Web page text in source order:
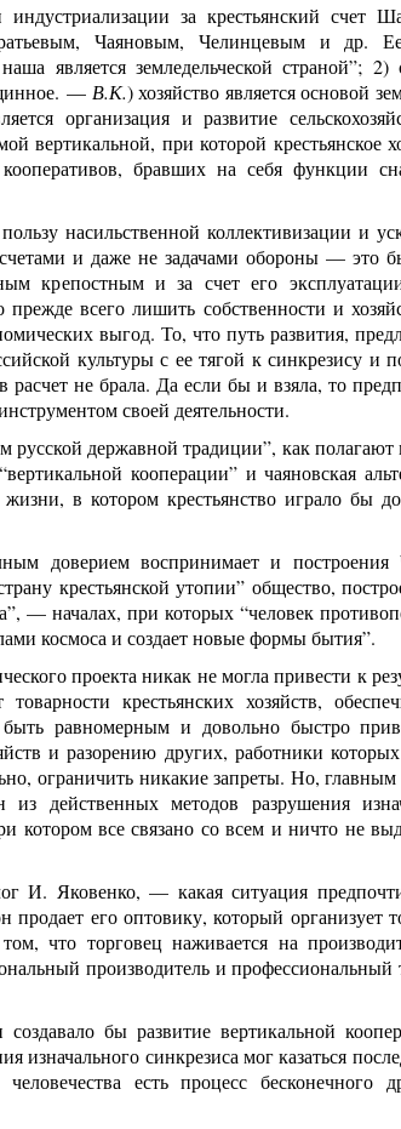
индустриализации за крестьянский счет
Чаяновым, Челинцевым и др.
является земледельческой страной”; 2)
— В.К.) хозяйство является основой
организация и развитие
вертикальной, при которой крестьянское
бравших на себя функции
насильственной коллективизации и
и даже не задачами обороны — это
крепостным и за счет его
всего лишить собственности и
выгод. То, что путь развития,
культуры с ее тягой к синкрезису и
расчет не брала. Да если бы и взяла, то
своей деятельности.
державной традиции”, как полагают
кооперации” и чаяновская
в котором крестьянство играло бы
доверием воспринимает и построения
крестьянской утопии” общество,
— началах, при которых “человек
космоса и создает новые формы бытия”.
проекта никак не могла привести к
крестьянских хозяйств,
равномерным и довольно быстро
и разорению других, работники
ограничить никакие запреты. Но, главным
из действенных методов разрушения
котором все связано со всем и ничто не
И. Яковенко, — какая ситуация
его оптовику, который организует
что торговец наживается на
производитель и профессиональный
бы развитие вертикальной
изначального синкрезиса мог казаться
есть процесс бесконечного